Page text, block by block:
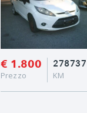
€ 1.800
Prezzo
278737
KM